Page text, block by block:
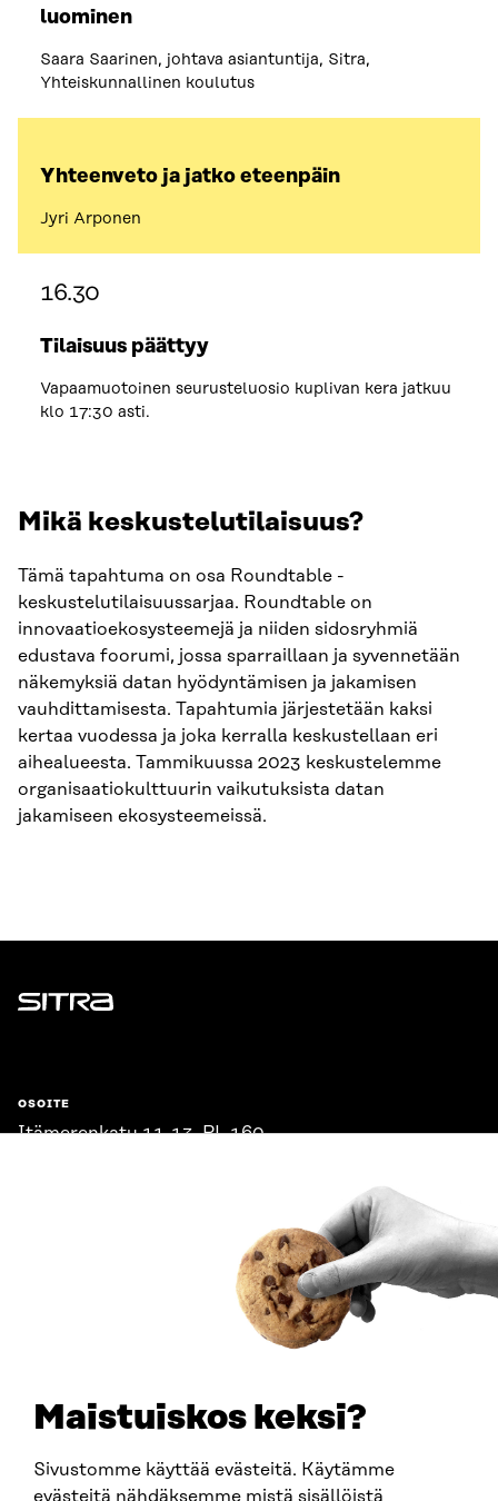
Maistuiskos keksi?
Sivustomme käyttää evästeitä. Käytämme
evästeitä nähdäksemme mistä sisällöistä
luominen
Saara Saarinen, johtava asiantuntija, Sitra,
Yhteiskunnallinen koulutus
Yhteenveto ja jatko eteenpäin
Jyri Arponen
16.30
Tilaisuus päättyy
Vapaamuotoinen seurusteluosio kuplivan kera jatkuu
klo 17:30 asti.
Mikä keskustelutilaisuus?
Tämä tapahtuma on osa Roundtable -
keskustelutilaisuussarjaa. Roundtable on
innovaatioekosysteemejä ja niiden sidosryhmiä
edustava foorumi, jossa sparraillaan ja syvennetään
näkemyksiä datan hyödyntämisen ja jakamisen
vauhdittamisesta. Tapahtumia järjestetään kaksi
kertaa vuodessa ja joka kerralla keskustellaan eri
aihealueesta. Tammikuussa 2023 keskustelemme
organisaatiokulttuurin vaikutuksista datan
jakamiseen ekosysteemeissä.
Sitra
OSOITE
Itämerenkatu 11-13, PL 160,
SITRA SOSIAALISESSA MEDIASSA